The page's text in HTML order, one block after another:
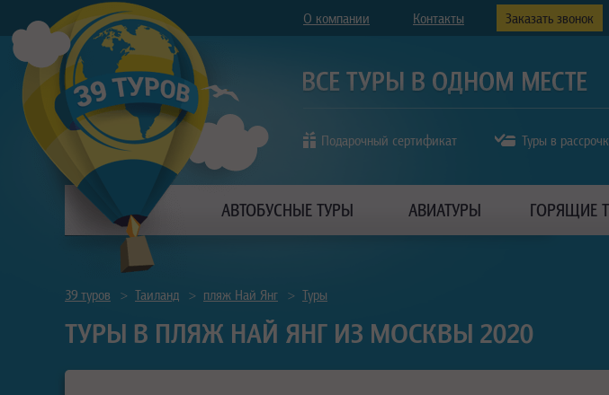
О компании Контакты Заказать звонок
Подарочный сертификат Туры в
АВТОБУСНЫЕ ТУРЫ АВИАТУРЫ ГОРЯЩИЕ
39 туров > Таиланд > пляж Най Янг > Туры
ТУРЫ В ПЛЯЖ НАЙ ЯНГ ИЗ МОСКВЫ 2020